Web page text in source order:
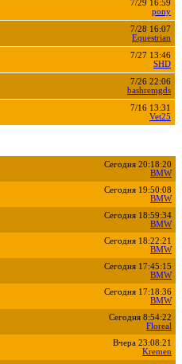
7/29 16:59
pony
7/28 16:07
Equestrian
7/27 13:46
SHD
7/26 22:06
bashremgds
7/16 13:31
Vet25
Сегодня 20:18:20
BMW
Сегодня 19:50:08
BMW
Сегодня 18:59:34
BMW
Сегодня 18:22:21
BMW
Сегодня 17:45:15
BMW
Сегодня 17:18:36
BMW
Сегодня 8:54:22
Floreal
Вчера 23:08:21
Kremen